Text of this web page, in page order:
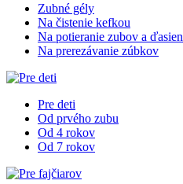
Zubné gély
Na čistenie kefkou
Na potieranie zubov a ďasien
Na prerezávanie zúbkov
Pre deti
Od prvého zubu
Od 4 rokov
Od 7 rokov